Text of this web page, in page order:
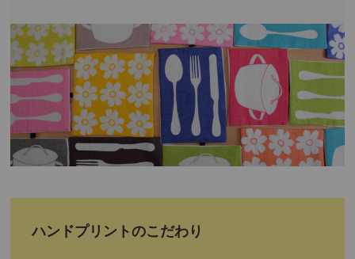
ハンドプリントのこだわり